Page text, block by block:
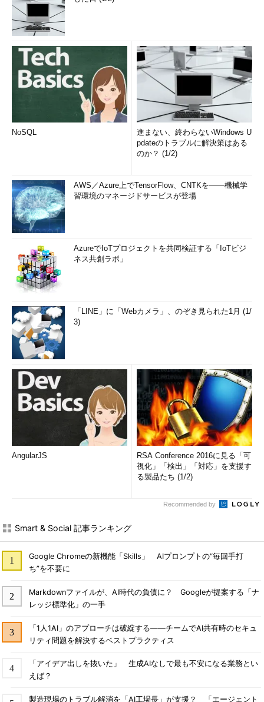
NoSQL
進まない、終わらないWindows U
pdateのトラブルに解決策はある
のか？ (1/2)
AWS／Azure上でTensorFlow、CNTKを――機械学
習環境のマネージドサービスが登場
AzureでIoTプロジェクトを共同検証する「IoTビジ
ネス共創ラボ」
「LINE」に「Webカメラ」、のぞき見られた1月 (1/
3)
AngularJS
RSA Conference 2016に見る「可
視化」「検出」「対応」を支援す
る製品たち (1/2)
Recommended by
Smart & Social 記事ランキング
Google Chromeの新機能「Skills」 AIプロンプトの“毎回手打
ち”を不要に
Markdownファイルが、AI時代の負債に？ Googleが提案する「ナ
レッジ標準化」の一手
「1人1AI」のアプローチは破綻する――チームでAI共有時のセキュ
リティ問題を解決するベストプラクティス
「アイデア出しを抜いた」 生成AIなしで最も不安になる業務とい
えば？
製造現場のトラブル解消を「AI工場長」が支援？ 「エージェント